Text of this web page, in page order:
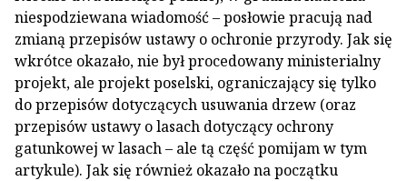
niespodziewana wiadomość – posłowie pracują nad
zmianą przepisów ustawy o ochronie przyrody. Jak się
wkrótce okazało, nie był procedowany ministerialny
projekt, ale projekt poselski, ograniczający się tylko
do przepisów dotyczących usuwania drzew (oraz
przepisów ustawy o lasach dotyczący ochrony
gatunkowej w lasach – ale tą część pomijam w tym
artykule). Jak się również okazało na początku